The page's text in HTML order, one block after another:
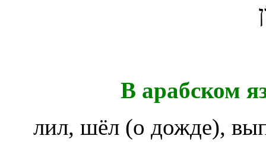
В арабском
лил, шёл (о дожде),